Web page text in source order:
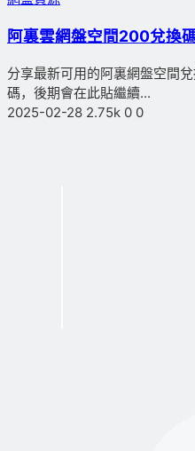
阿裏雲網盤空間200兌換
分享最新可用的阿裏網盤空間
碼，後期會在此貼繼續...
2025-02-28 2.75k 0 0